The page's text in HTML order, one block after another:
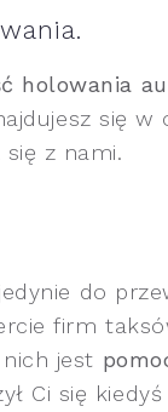
holowania
się w
z nami.
do
firm
jest
Ci się